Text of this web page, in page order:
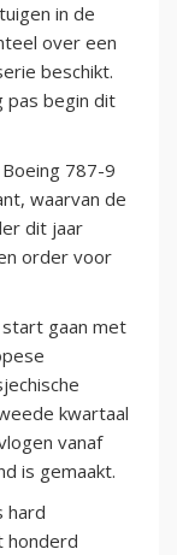
in de
over een
beschikt.
pas begin dit
787-9
waarvan de
dit jaar
order voor
start gaan met
kwartaal
vanaf
is gemaakt.
hard
honderd